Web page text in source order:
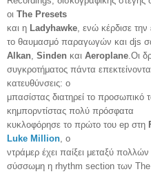
οι The Presets
και η Ladyhawke , ενώ κέρδισε
το θαυμασμό παραγωγών και djs
Alkan
Sinden και Aeroplane Oι
συγκροτήματος πάντα
κατευθύνσεις: ο
μπασίστας διατηρεί το προσωπικό
κημπορντίστας πολύ πρόσφατα
κυκλοφόρησε το πρώτο του ep στη
Luke Million , ο
ντράμερ έχει παίξει μεταξύ
σύσσωμη η rhythm section των